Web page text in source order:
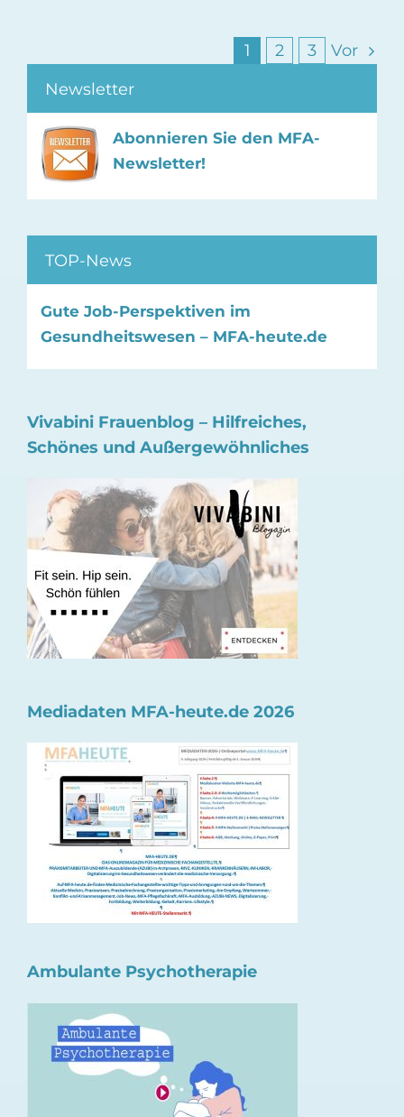
1 2 3
Vor
Newsletter
Abonnieren Sie den MFA-
Newsletter!
TOP-News
Gute Job-Perspektiven im
Gesundheitswesen – MFA-heute.de
Vivabini Frauenblog – Hilfreiches,
Schönes und Außergewöhnliches
Mediadaten MFA-heute.de 2026
Ambulante Psychotherapie